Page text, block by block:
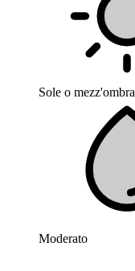
Sole o mezz'ombra
Moderato